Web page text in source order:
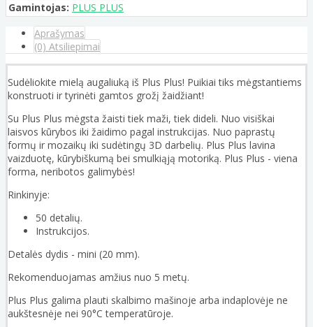
Gamintojas: PLUS PLUS
Aprašymas
(0) Atsiliepimai
Sudėliokite mielą augaliuką iš Plus Plus! Puikiai tiks mėgstantiems
konstruoti ir tyrinėti gamtos grožį žaidžiant!
Su Plus Plus mėgsta žaisti tiek maži, tiek dideli. Nuo visiškai
laisvos kūrybos iki žaidimo pagal instrukcijas. Nuo paprastų
formų ir mozaikų iki sudėtingų 3D darbelių. Plus Plus lavina
vaizduotę, kūrybiškumą bei smulkiąją motoriką. Plus Plus - viena
forma, neribotos galimybės!
Rinkinyje:
50 detalių.
Instrukcijos.
Detalės dydis - mini (20 mm).
Rekomenduojamas amžius nuo 5 metų.
Plus Plus galima plauti skalbimo mašinoje arba indaplovėje ne
aukštesnėje nei 90°C temperatūroje.